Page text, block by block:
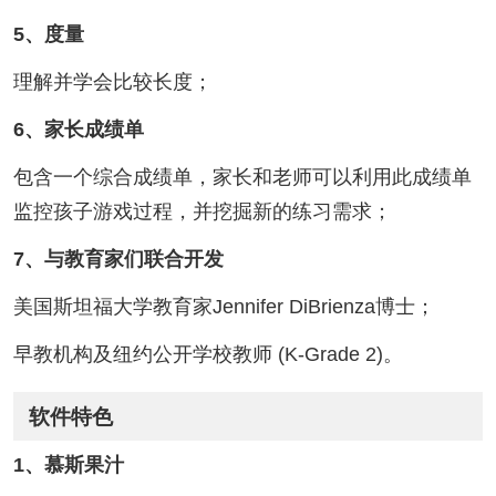
5、度量
理解并学会比较长度；
6、家长成绩单
包含一个综合成绩单，家长和老师可以利用此成绩单
监控孩子游戏过程，并挖掘新的练习需求；
7、与教育家们联合开发
美国斯坦福大学教育家Jennifer DiBrienza博士；
早教机构及纽约公开学校教师 (K-Grade 2)。
软件特色
1、慕斯果汁